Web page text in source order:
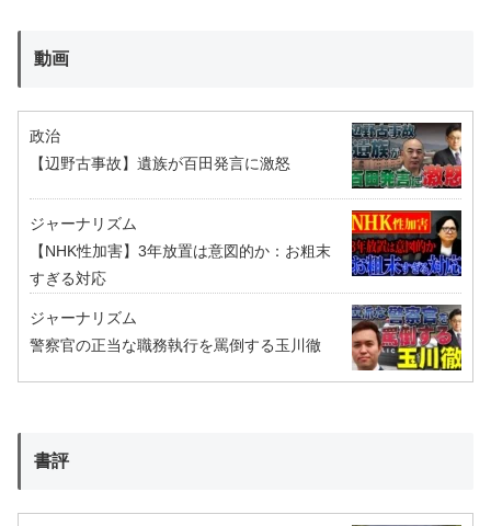
動画
政治
【辺野古事故】遺族が百田発言に激怒
ジャーナリズム
【NHK性加害】3年放置は意図的か：お粗末
すぎる対応
ジャーナリズム
警察官の正当な職務執行を罵倒する玉川徹
書評